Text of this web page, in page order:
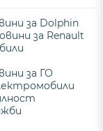
за Dolphin
за Renault
за ГО